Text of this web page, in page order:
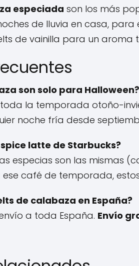
especiada son los más
de lluvia en casa,
de vainilla para un aroma
son solo para Halloween?
toda la temporada otoño-
noche fría desde
latte de Starbucks?
especias son las mismas
café de temporada,
de calabaza en España?
a toda España. Envío